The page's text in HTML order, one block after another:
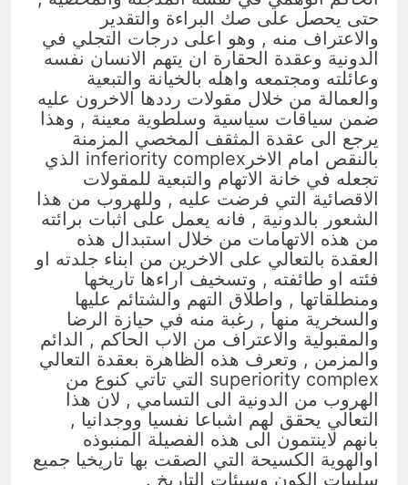
حتى يحصل على صك البراءة والتقدير
والاعتراف منه , وهو اعلى درجات التجلي في
الدونية وعقدة الحقارة ان يتهم الانسان نفسه
وعائلته ومجتمعه واهله بالخيانة والتبعية
والعمالة من خلال مقولات رددها الاخرون عليه
ضمن سياقات سياسية وسلطوية معينة , وهذا
يرجع الى عقدة المثقف المخصي المزمنة
بالنقص امام الاخرinferiority complex الذي
تجعله في خانة الاتهام والتبعية للمقولات
الاقصائية التي فرضت عليه , وللهروب من هذا
الشعور بالدونية , فانه يعمل على اثبات برائته
من هذه الاتهامات من خلال استبدال هذه
العقدة بالتعالي على الاخرين من ابناء جلدته او
فئته او طائفته , وتسخيف اراءها تاريخها
ومنطلقاتها , واطلاق التهم والشتائم عليها
والسخرية منها , رغبة منه في حيازة الرضا
والمقبولية والاعتراف من الاب الحاكم , الدائم
والمزمن , وتعرف هذه الظاهرة بعقدة التعالي
superiority complex التي تاتي كنوع من
الهروب من الدونية الى التسامي , لان هذا
التعالي يحقق لهم اشباعا نفسيا ووجدانيا ,
بانهم لاينتمون الى هذه الفصيلة المنبوذه
اوالهوية الكسيحة التي الصقت بها تاريخيا جميع
سلبيات الكون وسيئات التاريخ .